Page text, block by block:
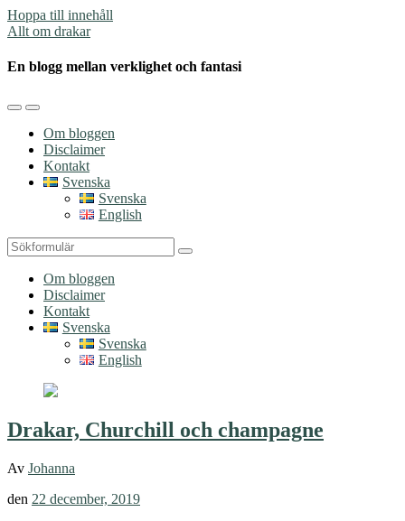
Hoppa till innehåll
Allt om drakar
En blogg mellan verklighet och fantasi
Slå
mobilmenyn
Slå
på/av
sökfältet
Om bloggen
Disclaimer
Kontakt
Svenska
Svenska
English
Sök
Om bloggen
Disclaimer
Kontakt
Svenska
Svenska
English
Drakar, Churchill och champagne
Av Johanna
den 22 december, 2019